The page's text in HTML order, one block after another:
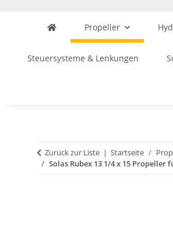
Propeller
Steuersysteme & Lenkungen
Zurück zur Liste Startseite
Solas Rubex 13 1/4 x 15 Propeller